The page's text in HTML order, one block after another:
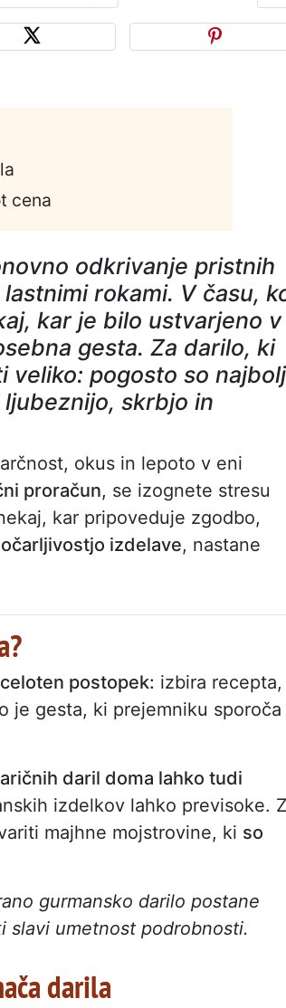
cena
odkrivanje pristnih
rokami. V času,
kar je bilo ustvarjeno v
gesta. Za darilo, ki
veliko: pogosto so najbolj
skrbjo in
okus in lepoto v eni
proračun, se izognete stresu
kar pripoveduje zgodbo,
izdelave, nastane
postopek: izbira recepta,
je gesta, ki prejemniku sporoča
daril doma lahko tudi
izdelkov lahko previsoke.
majhne mojstrovine, ki so
gurmansko darilo postane
slavi umetnost podrobnosti.
darila